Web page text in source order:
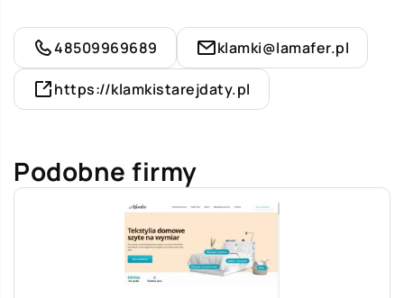
48509969689 klamki@lamafer.pl
https://klamkistarejdaty.pl
Podobne firmy